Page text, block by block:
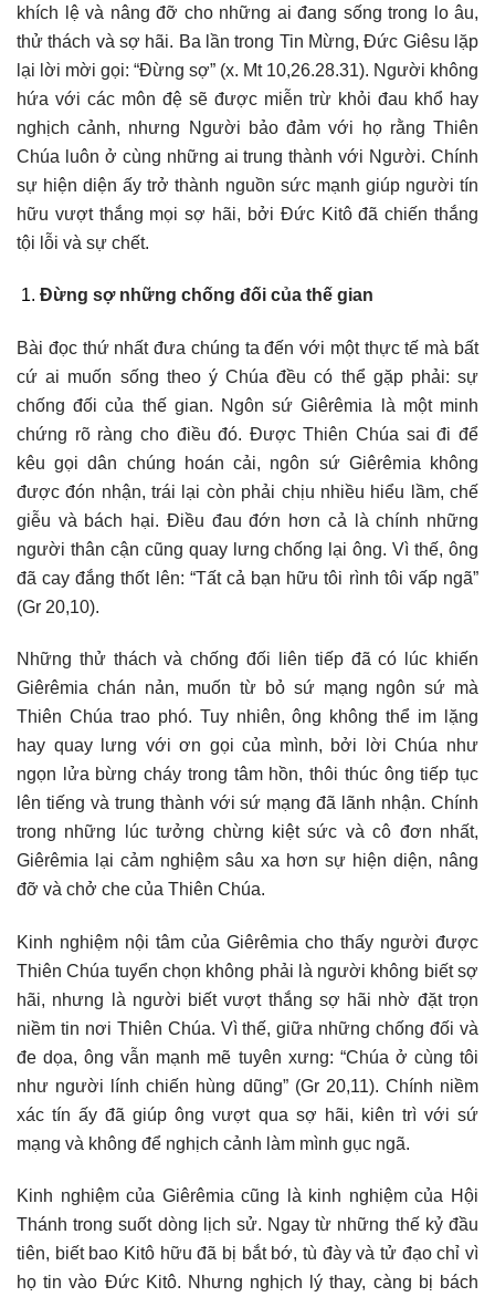
khích lệ và nâng đỡ cho những ai đang sống trong lo âu,
thử thách và sợ hãi. Ba lần trong Tin Mừng, Đức Giêsu lặp
lại lời mời gọi: “Đừng sợ” (x. Mt 10,26.28.31). Người không
hứa với các môn đệ sẽ được miễn trừ khỏi đau khổ hay
nghịch cảnh, nhưng Người bảo đảm với họ rằng Thiên
Chúa luôn ở cùng những ai trung thành với Người. Chính
sự hiện diện ấy trở thành nguồn sức mạnh giúp người tín
hữu vượt thắng mọi sợ hãi, bởi Đức Kitô đã chiến thắng
tội lỗi và sự chết.
Đừng sợ những chống đối của thế gian
Bài đọc thứ nhất đưa chúng ta đến với một thực tế mà bất
cứ ai muốn sống theo ý Chúa đều có thể gặp phải: sự
chống đối của thế gian. Ngôn sứ Giêrêmia là một minh
chứng rõ ràng cho điều đó. Được Thiên Chúa sai đi để
kêu gọi dân chúng hoán cải, ngôn sứ Giêrêmia không
được đón nhận, trái lại còn phải chịu nhiều hiểu lầm, chế
giễu và bách hại. Điều đau đớn hơn cả là chính những
người thân cận cũng quay lưng chống lại ông. Vì thế, ông
đã cay đắng thốt lên: “Tất cả bạn hữu tôi rình tôi vấp ngã”
(Gr 20,10).
Những thử thách và chống đối liên tiếp đã có lúc khiến
Giêrêmia chán nản, muốn từ bỏ sứ mạng ngôn sứ mà
Thiên Chúa trao phó. Tuy nhiên, ông không thể im lặng
hay quay lưng với ơn gọi của mình, bởi lời Chúa như
ngọn lửa bừng cháy trong tâm hồn, thôi thúc ông tiếp tục
lên tiếng và trung thành với sứ mạng đã lãnh nhận. Chính
trong những lúc tưởng chừng kiệt sức và cô đơn nhất,
Giêrêmia lại cảm nghiệm sâu xa hơn sự hiện diện, nâng
đỡ và chở che của Thiên Chúa.
Kinh nghiệm nội tâm của Giêrêmia cho thấy người được
Thiên Chúa tuyển chọn không phải là người không biết sợ
hãi, nhưng là người biết vượt thắng sợ hãi nhờ đặt trọn
niềm tin nơi Thiên Chúa. Vì thế, giữa những chống đối và
đe dọa, ông vẫn mạnh mẽ tuyên xưng: “Chúa ở cùng tôi
như người lính chiến hùng dũng” (Gr 20,11). Chính niềm
xác tín ấy đã giúp ông vượt qua sợ hãi, kiên trì với sứ
mạng và không để nghịch cảnh làm mình gục ngã.
Kinh nghiệm của Giêrêmia cũng là kinh nghiệm của Hội
Thánh trong suốt dòng lịch sử. Ngay từ những thế kỷ đầu
tiên, biết bao Kitô hữu đã bị bắt bớ, tù đày và tử đạo chỉ vì
họ tin vào Đức Kitô. Nhưng nghịch lý thay, càng bị bách